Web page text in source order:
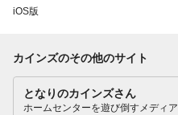
iOS版
カインズのその他のサイト
となりのカインズさん
ホームセンターを遊び倒すメディア